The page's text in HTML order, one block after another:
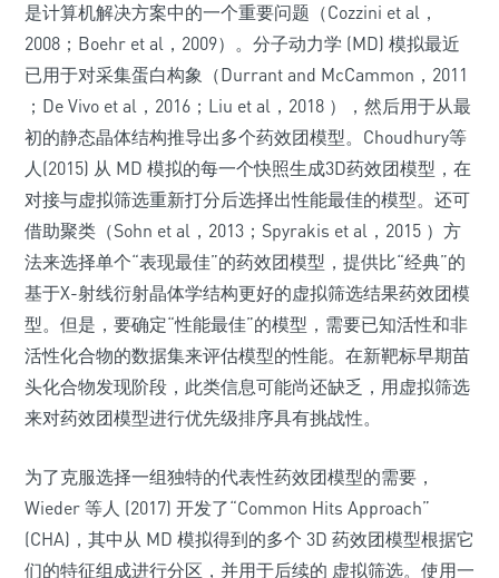
是计算机解决方案中的一个重要问题（Cozzini et al，
2008；Boehr et al，2009）。分子动力学 (MD) 模拟最近
已用于对采集蛋白构象（Durrant and McCammon，2011
；De Vivo et al，2016；Liu et al，2018 ），然后用于从最
初的静态晶体结构推导出多个药效团模型。Choudhury等
人(2015) 从 MD 模拟的每一个快照生成3D药效团模型，在
对接与虚拟筛选重新打分后选择出性能最佳的模型。还可
借助聚类（Sohn et al，2013；Spyrakis et al，2015 ）方
法来选择单个“表现最佳”的药效团模型，提供比“经典”的
基于X-射线衍射晶体学结构更好的虚拟筛选结果药效团模
型。但是，要确定“性能最佳”的模型，需要已知活性和非
活性化合物的数据集来评估模型的性能。在新靶标早期苗
头化合物发现阶段，此类信息可能尚还缺乏，用虚拟筛选
来对药效团模型进行优先级排序具有挑战性。
为了克服选择一组独特的代表性药效团模型的需要，
Wieder 等人 (2017) 开发了“Common Hits Approach”
(CHA)，其中从 MD 模拟得到的多个 3D 药效团模型根据它
们的特征组成进行分区，并用于后续的 虚拟筛选。使用一